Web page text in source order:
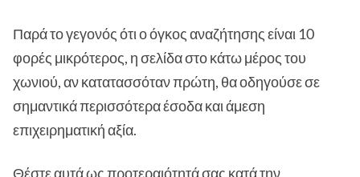
Παρά το γεγονός ότι ο όγκος αναζήτησης είναι 10
φορές μικρότερος, η σελίδα στο κάτω μέρος του
χωνιού, αν κατατασσόταν πρώτη, θα οδηγούσε σε
σημαντικά περισσότερα έσοδα και άμεση
επιχειρηματική αξία.
Θέστε αυτά ως προτεραιότητά σας κατά την